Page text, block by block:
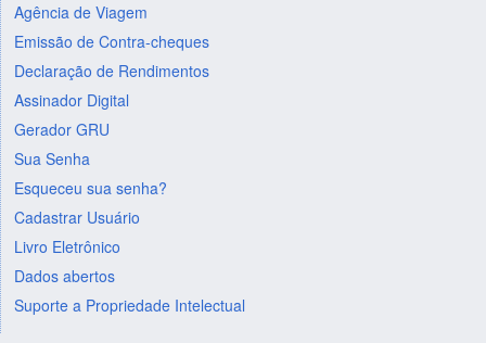
Agência de Viagem
Emissão de Contra-cheques
Declaração de Rendimentos
Assinador Digital
Gerador GRU
Sua Senha
Esqueceu sua senha?
Cadastrar Usuário
Livro Eletrônico
Dados abertos
Suporte a Propriedade Intelectual